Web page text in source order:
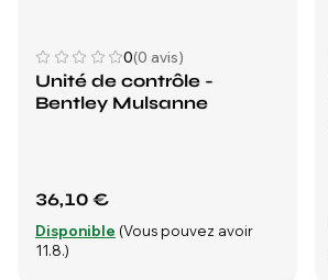
0(0 avis)
Unité de contrôle -
Bentley Mulsanne
36,10 €
Disponible (Vous pouvez avoir
11.8.)